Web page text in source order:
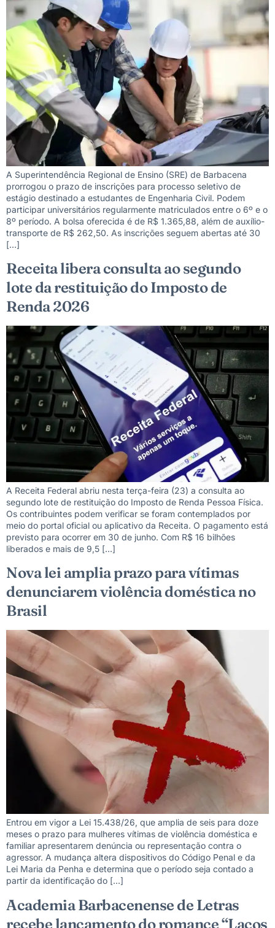
A Superintendência Regional de Ensino (SRE) de Barbacena
prorrogou o prazo de inscrições para processo seletivo de
estágio destinado a estudantes de Engenharia Civil. Podem
participar universitários regularmente matriculados entre o 6º e o
8º período. A bolsa oferecida é de R$ 1.365,88, além de auxílio-
transporte de R$ 262,50. As inscrições seguem abertas até 30
[…]
Receita libera consulta ao segundo
lote da restituição do Imposto de
Renda 2026
A Receita Federal abriu nesta terça-feira (23) a consulta ao
segundo lote de restituição do Imposto de Renda Pessoa Física.
Os contribuintes podem verificar se foram contemplados por
meio do portal oficial ou aplicativo da Receita. O pagamento está
previsto para ocorrer em 30 de junho. Com R$ 16 bilhões
liberados e mais de 9,5 […]
Nova lei amplia prazo para vítimas
denunciarem violência doméstica no
Brasil
Entrou em vigor a Lei 15.438/26, que amplia de seis para doze
meses o prazo para mulheres vítimas de violência doméstica e
familiar apresentarem denúncia ou representação contra o
agressor. A mudança altera dispositivos do Código Penal e da
Lei Maria da Penha e determina que o período seja contado a
partir da identificação do […]
Academia Barbacenense de Letras
recebe lançamento do romance “Laços